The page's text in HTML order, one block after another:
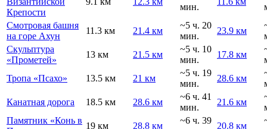
Крепости
мин.
Смотровая башня
на горе Ахун
11.3 км 21.4 км
~5 ч. 20
мин.
23.9 км
Скульптура
«Прометей»
13 км 21.5 км
~5 ч. 10
мин.
17.8 км
Тропа «Псахо»
13.5 км 21 км
~5 ч. 19
мин.
28.6 км
Канатная дорога
18.5 км 28.6 км
~6 ч. 41
мин.
21.6 км
Памятник «Конь в
19 км 28.8 км
~6 ч. 39
20.8 км